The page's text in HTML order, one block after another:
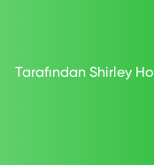
Tarafından Shirley